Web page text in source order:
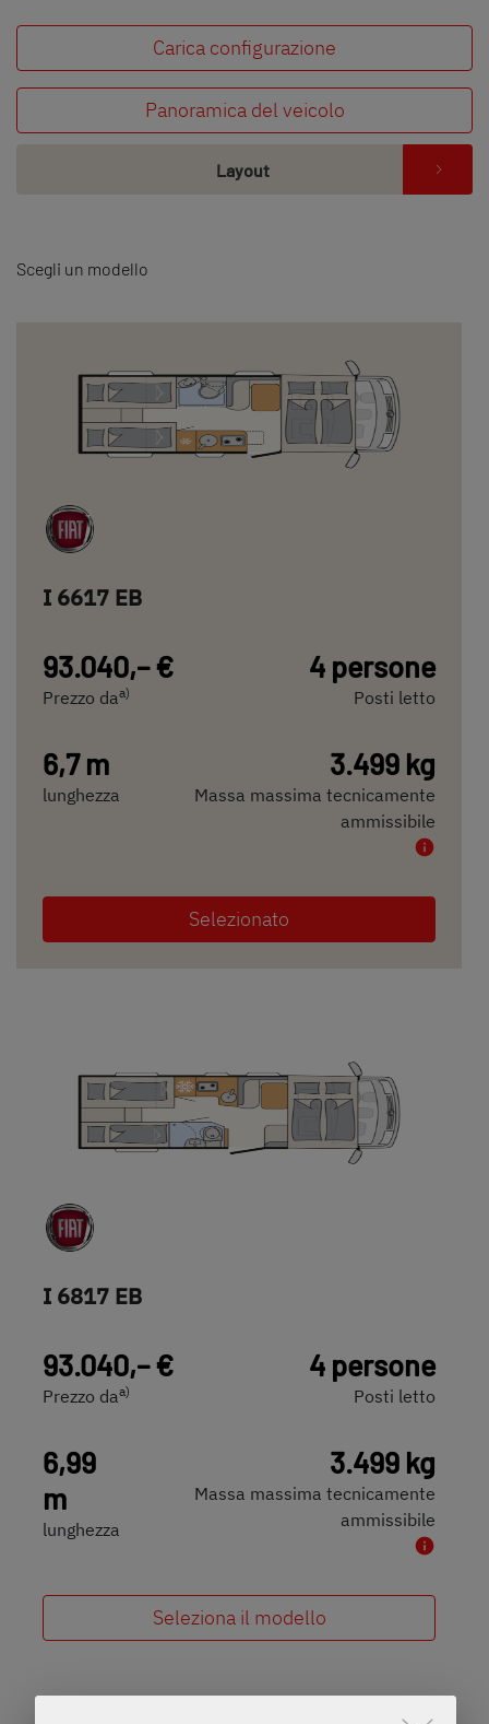
Carica configurazione
Panoramica del veicolo
Layout
Scegli un modello
I 6617 EB
93.040,– €
Prezzo daa)
4 persone
Posti letto
6,7 m
lunghezza
3.499 kg
Massa massima tecnicamente
ammissibile
Selezionato
I 6817 EB
93.040,– €
Prezzo daa)
4 persone
Posti letto
6,99
m
lunghezza
3.499 kg
Massa massima tecnicamente
ammissibile
Seleziona il modello